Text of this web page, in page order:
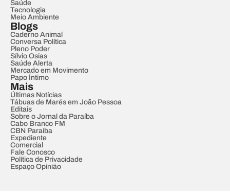
Saúde
Tecnologia
Meio Ambiente
Blogs
Caderno Animal
Conversa Política
Pleno Poder
Sílvio Osias
Saúde Alerta
Mercado em Movimento
Papo Íntimo
Mais
Últimas Notícias
Tábuas de Marés em João Pessoa
Editais
Sobre o Jornal da Paraíba
Cabo Branco FM
CBN Paraíba
Expediente
Comercial
Fale Conosco
Política de Privacidade
Espaço Opinião